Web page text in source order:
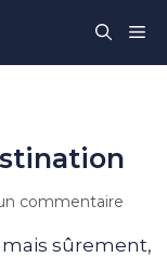
commentaire
sûrement,